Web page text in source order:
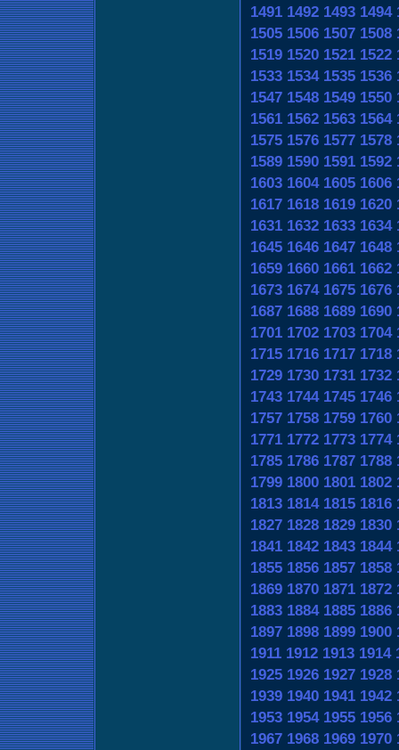
1491 1492 1493 1494
1505 1506 1507 1508
1519 1520 1521 1522
1533 1534 1535 1536
1547 1548 1549 1550
1561 1562 1563 1564
1575 1576 1577 1578
1589 1590 1591 1592
1603 1604 1605 1606
1617 1618 1619 1620
1631 1632 1633 1634
1645 1646 1647 1648
1659 1660 1661 1662
1673 1674 1675 1676
1687 1688 1689 1690
1701 1702 1703 1704
1715 1716 1717 1718
1729 1730 1731 1732
1743 1744 1745 1746
1757 1758 1759 1760
1771 1772 1773 1774
1785 1786 1787 1788
1799 1800 1801 1802
1813 1814 1815 1816
1827 1828 1829 1830
1841 1842 1843 1844
1855 1856 1857 1858
1869 1870 1871 1872
1883 1884 1885 1886
1897 1898 1899 1900
1911 1912 1913 1914
1925 1926 1927 1928
1939 1940 1941 1942
1953 1954 1955 1956
1967 1968 1969 1970